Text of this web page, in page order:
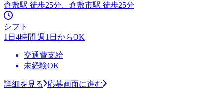
倉敷駅 徒歩25分、倉敷市駅 徒歩25分
シフト
1日4時間 週1日からOK
交通費支給
未経験OK
詳細を見る
応募画面に進む